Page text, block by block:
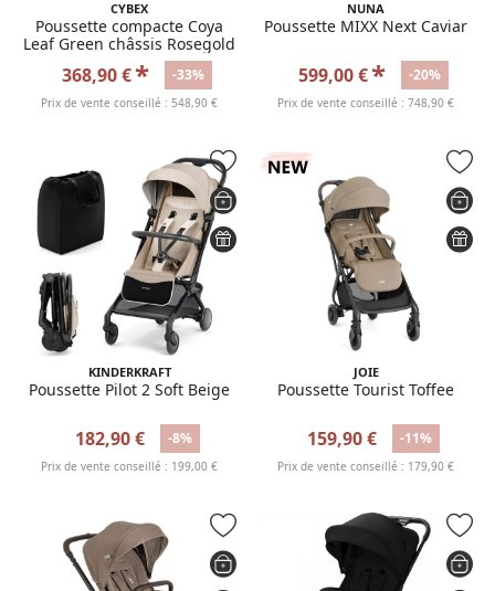
CYBEX
Poussette compacte Coya
Leaf Green châssis Rosegold
368,90 €* -33%
Prix de vente conseillé : 548,90 €
NUNA
Poussette MIXX Next Caviar
599,00 €* -20%
Prix de vente conseillé : 748,90 €
KINDERKRAFT
Poussette Pilot 2 Soft Beige
182,90 € -8%
Prix de vente conseillé : 199,00 €
JOIE
Poussette Tourist Toffee
159,90 € -11%
Prix de vente conseillé : 179,90 €